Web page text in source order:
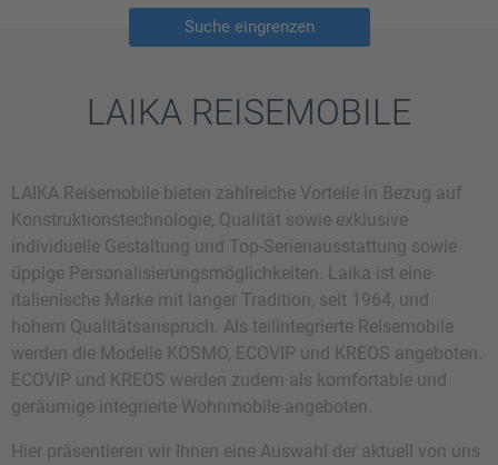
Suche eingrenzen
LAIKA REISEMOBILE
LAIKA Reisemobile bieten zahlreiche Vorteile in Bezug auf
Konstruktionstechnologie, Qualität sowie exklusive
individuelle Gestaltung und Top-Serienausstattung sowie
üppige Personalisierungsmöglichkeiten. Laika ist eine
italienische Marke mit langer Tradition, seit 1964, und
hohem Qualitätsanspruch. Als teilintegrierte Reisemobile
werden die Modelle KOSMO, ECOVIP und KREOS angeboten.
ECOVIP und KREOS werden zudem als komfortable und
geräumige integrierte Wohnmobile angeboten.
Hier präsentieren wir Ihnen eine Auswahl der aktuell von uns